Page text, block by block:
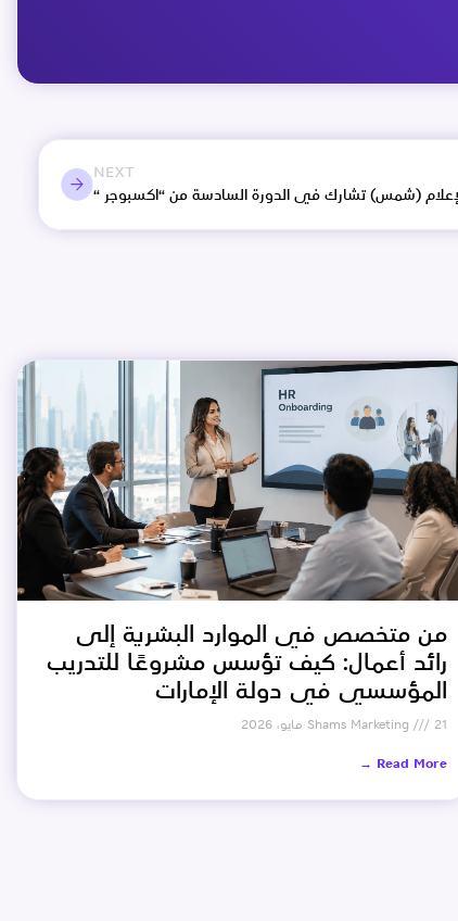
NEXT
(شمس) تشارك في الدورة السادسة من “اكسبوجر “
من متخصص في الموارد البشرية إلى
رائد أعمال: كيف تؤسس مشروعًا للتدريب
المؤسسي في دولة الإمارات
Shams Marketing 21 مايو، 2026
Read More →